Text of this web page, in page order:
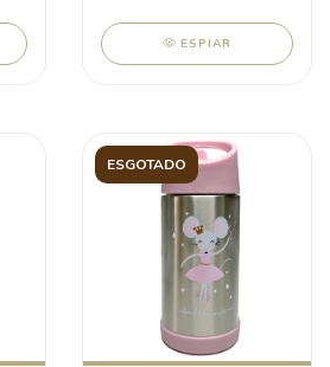
ESPIAR
ESGOTADO